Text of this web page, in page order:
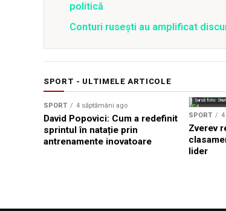
politică
Conturi rusești au amplificat
SPORT - ULTIMELE ARTICOLE
SPORT 4 săptămâni ago
David Popovici: Cum a redefinit
sprintul în natație prin
antrenamente inovatoare
Sursă foto:
SPORT
Zverev
lider